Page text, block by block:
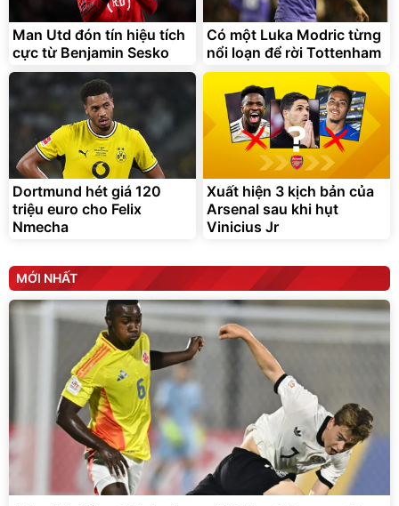
Man Utd đón tín hiệu tích
cực từ Benjamin Sesko
Có một Luka Modric từng
nổi loạn để rời Tottenham
Dortmund hét giá 120
triệu euro cho Felix
Nmecha
Xuất hiện 3 kịch bản của
Arsenal sau khi hụt
Vinicius Jr
MỚI NHẤT